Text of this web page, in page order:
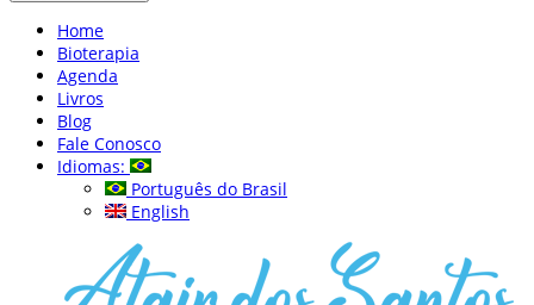
Home
Bioterapia
Agenda
Livros
Blog
Fale Conosco
Idiomas:
Português do Brasil
English